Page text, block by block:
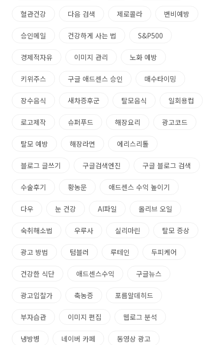
혈관건강 다음 검색 제로콜라 변비예방
승인메일 건강하게 사는 법 S&P500
경제적자유 이미지 관리 노화 예방
키위주스 구글 애드센스 승인 매수타이밍
장수음식 새차증후군 탈모음식 일회용컵
로고제작 슈퍼푸드 해장요리 광고코드
탈모 예방 해장라면 에리스리톨
블로그 글쓰기 구글검색엔진 구글 블로그 검색
수술후기 황농문 애드센스 수익 높이기
다우 눈 건강 AI파일 올리브 오일
숙취해소법 우루사 실리마린 탈모 증상
광고 방법 텀블러 루테인 두피케어
건강한 식단 애드센스수익 구글뉴스
광고입찰가 축농증 포름알데히드
부자습관 이미지 편집 웹로그 분석
냉방병 네이버 카페 동영상 광고